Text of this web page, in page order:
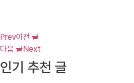
Prev이전 글
다음 글Next
인기 추천 글